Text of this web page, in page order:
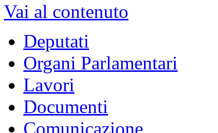
Vai al contenuto
Deputati
Organi Parlamentari
Lavori
Documenti
Comunicazione